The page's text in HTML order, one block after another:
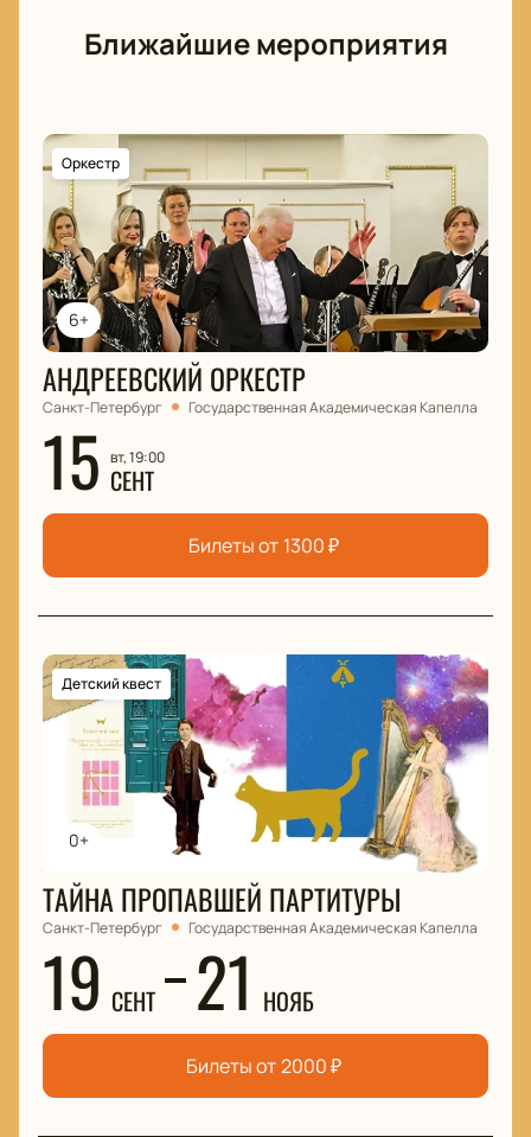
концертом без лишних хлопот. Ждем вас на этом
замечательном музыкальном вечере!
Ближайшие мероприятия
6+
Оркестр
АНДРЕЕВСКИЙ ОРКЕСТР
Санкт-Петербург Государственная Академическая Капелла
15 вт, 19:00
СЕНТ
Билеты от 1300₽
0+
Детский квест
ТАЙНА ПРОПАВШЕЙ ПАРТИТУРЫ
Санкт-Петербург Государственная Академическая Капелла
19 СЕНТ 21 НОЯБ
Билеты от 2000₽